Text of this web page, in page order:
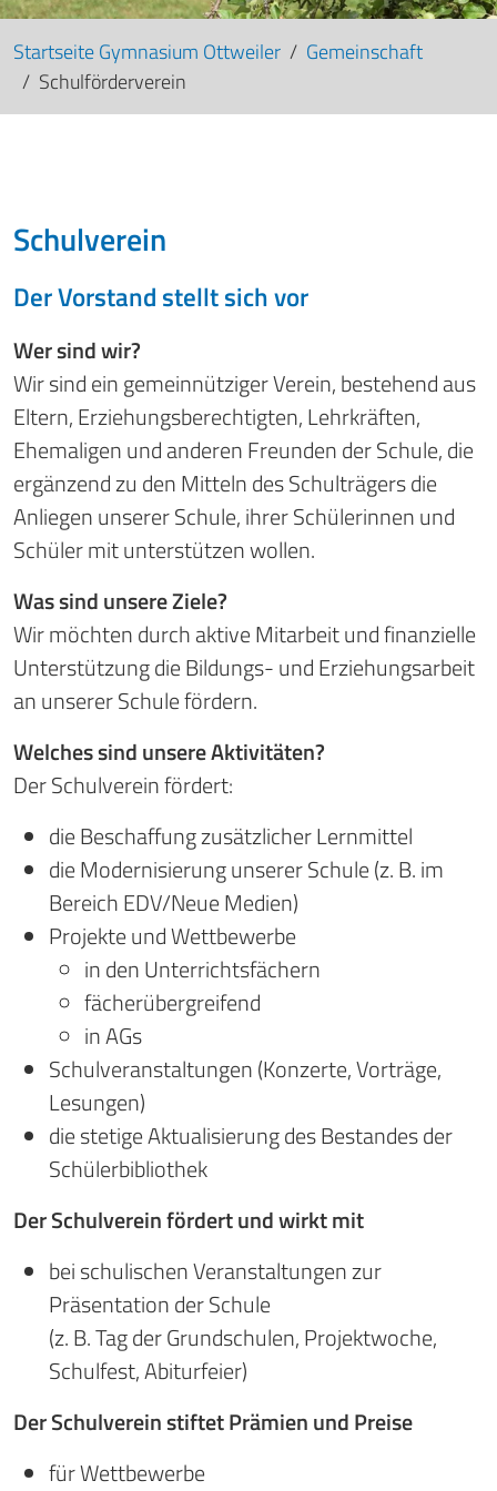
Startseite Gymnasium Ottweiler
Gemeinschaft
Schulförderverein
Schulverein
Der Vorstand stellt sich vor
Wer sind wir?
Wir sind ein gemeinnütziger Verein, bestehend aus
Eltern, Erziehungsberechtigten, Lehrkräften,
Ehemaligen und anderen Freunden der Schule, die
ergänzend zu den Mitteln des Schulträgers die
Anliegen unserer Schule, ihrer Schülerinnen und
Schüler mit unterstützen wollen.
Was sind unsere Ziele?
Wir möchten durch aktive Mitarbeit und finanzielle
Unterstützung die Bildungs- und Erziehungsarbeit
an unserer Schule fördern.
Welches sind unsere Aktivitäten?
Der Schulverein fördert:
die Beschaffung zusätzlicher Lernmittel
die Modernisierung unserer Schule (z. B. im
Bereich EDV/Neue Medien)
Projekte und Wettbewerbe
in den Unterrichtsfächern
fächerübergreifend
in AGs
Schulveranstaltungen (Konzerte, Vorträge,
Lesungen)
die stetige Aktualisierung des Bestandes der
Schülerbibliothek
Der Schulverein fördert und wirkt mit
bei schulischen Veranstaltungen zur
Präsentation der Schule
(z. B. Tag der Grundschulen, Projektwoche,
Schulfest, Abiturfeier)
Der Schulverein stiftet Prämien und Preise
für Wettbewerbe